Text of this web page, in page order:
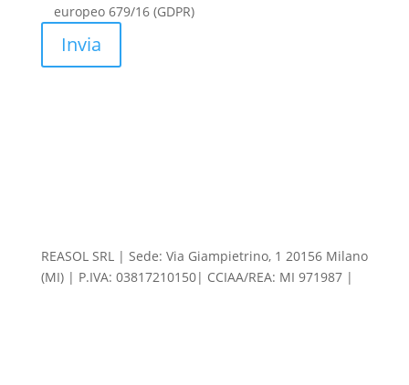
europeo 679/16 (GDPR)
Invia
REASOL SRL | Sede: Via Giampietrino, 1 20156 Milano
(MI) | P.IVA: 03817210150| CCIAA/REA: MI 971987 |